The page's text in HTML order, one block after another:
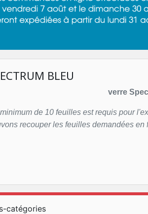
BLEU
verre
de 10 feuilles est requis pour
recouper les feuilles demandées en
catégories